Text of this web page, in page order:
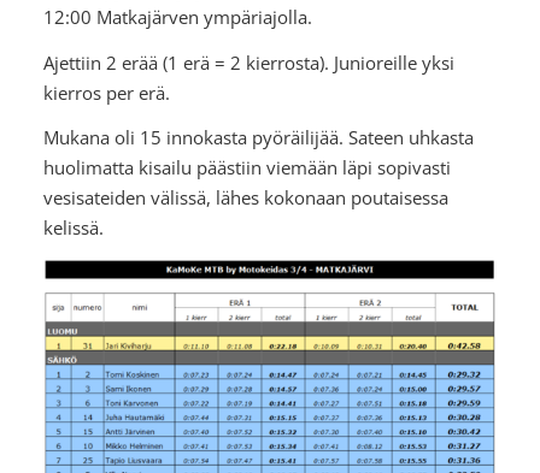
12:00 Matkajärven ympäriajolla.
Ajettiin 2 erää (1 erä = 2 kierrosta). Junioreille yksi
kierros per erä.
Mukana oli 15 innokasta pyöräilijää. Sateen uhkasta
huolimatta kisailu päästiin viemään läpi sopivasti
vesisateiden välissä, lähes kokonaan poutaisessa
kelissä.